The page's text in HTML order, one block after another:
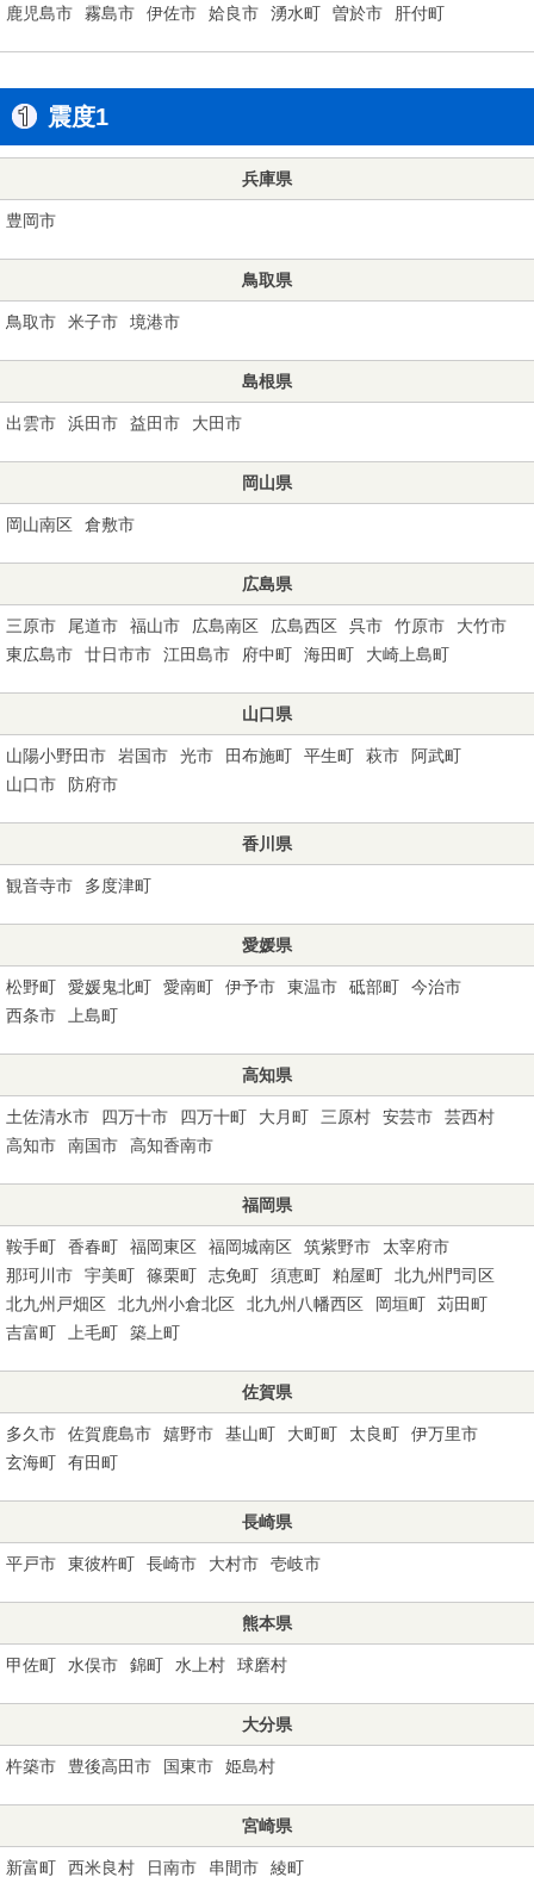
鹿児島市 霧島市 伊佐市 姶良市 湧水町 曽於市 肝付町
震度1
兵庫県
豊岡市
鳥取県
鳥取市 米子市 境港市
島根県
出雲市 浜田市 益田市 大田市
岡山県
岡山南区 倉敷市
広島県
三原市 尾道市 福山市 広島南区 広島西区 呉市 竹原市
大竹市
東広島市
廿日市市 江田島市 府中町 海田町 大崎上島町
山口県
山陽小野田市 岩国市 光市 田布施町 平生町 萩市
阿武町
山口市
防府市
香川県
観音寺市 多度津町
愛媛県
松野町 愛媛鬼北町 愛南町 伊予市 東温市 砥部町
今治市
西条市
上島町
高知県
土佐清水市 四万十市 四万十町 大月町 三原村 安芸市
芸西村
高知市
南国市 高知香南市
福岡県
鞍手町 香春町 福岡東区 福岡城南区 筑紫野市
太宰府市
那珂川市
宇美町 篠栗町 志免町 須恵町 粕屋町
北九州門司区
北九州戸畑区
北九州小倉北区 北九州八幡西区 岡垣町
苅田町
吉富町
上毛町 築上町
佐賀県
多久市 佐賀鹿島市 嬉野市 基山町 大町町 太良町
伊万里市
玄海町
有田町
長崎県
平戸市 東彼杵町 長崎市 大村市 壱岐市
熊本県
甲佐町 水俣市 錦町 水上村 球磨村
大分県
杵築市 豊後高田市 国東市 姫島村
宮崎県
新富町 西米良村 日南市 串間市 綾町